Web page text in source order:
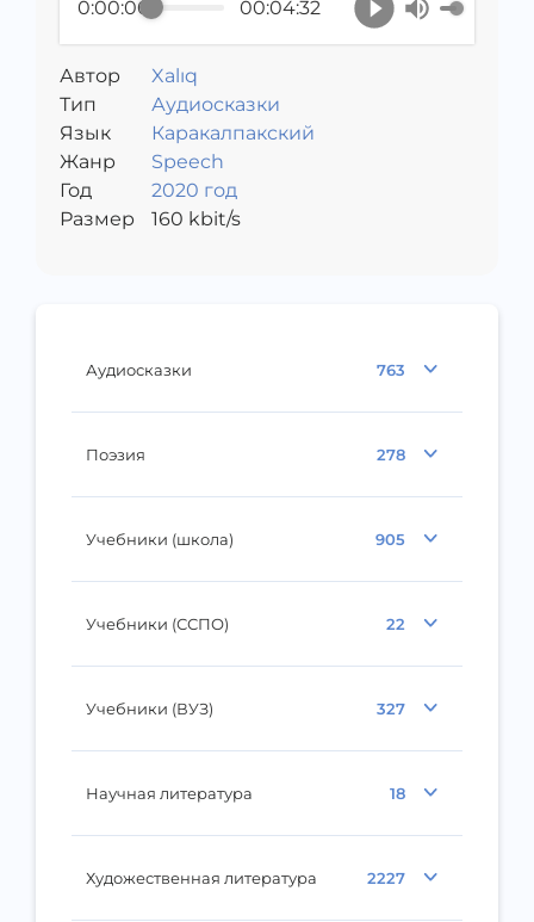
Аудиосказки 763
Поэзия 278
Учебники (школа) 905
Учебники (ССПО) 22
Учебники (ВУЗ) 327
Научная литература 18
Художественная литература 2227
0:00:00 00:04:32
Автор
Xalıq
Тип
Аудиосказки
Язык
Каракалпакский
Жанр
Speech
Год
2020 год
Размер
160 kbit/s